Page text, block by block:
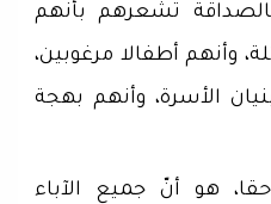
فالصداقة تشعرهم بأنهم
وأنهم أطفالا مرغوبين،
الأسرة، وأنهم بهجة
هو أنّ جميع الآباء